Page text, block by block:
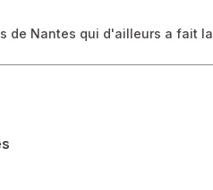
de Nantes qui d'ailleurs a fait la